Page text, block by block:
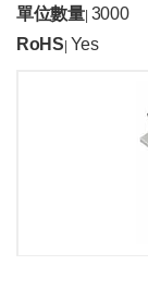
單位數量| 3000
RoHS Yes